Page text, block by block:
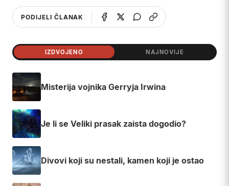
PODIJELI ČLANAK
IZDVOJENO NAJNOVIJE
Misterija vojnika Gerryja Irwina
Je li se Veliki prasak zaista dogodio?
Divovi koji su nestali, kamen koji je ostao